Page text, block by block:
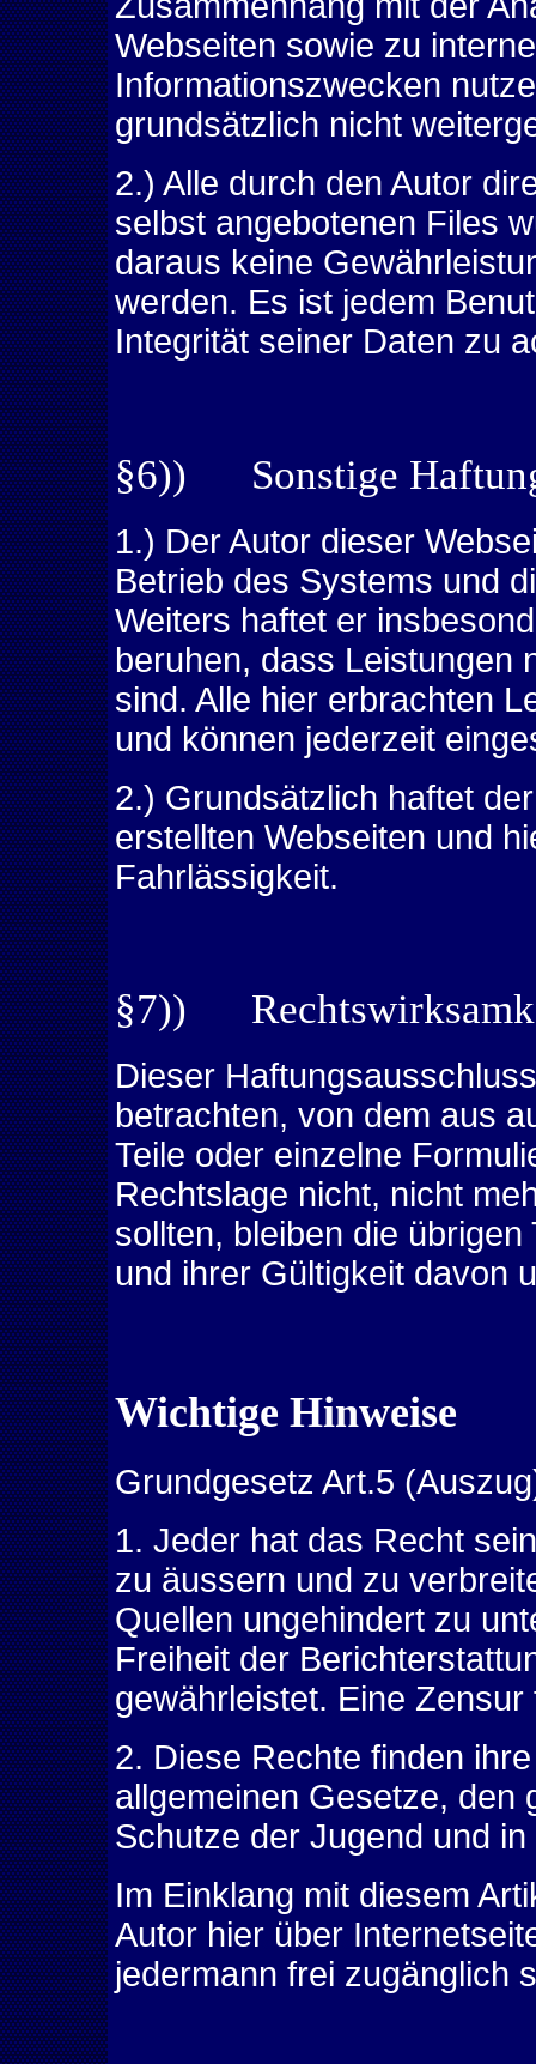
Webseiten sowie zu
Informationszwecken
grundsätzlich nicht
2.) Alle durch den Autor
selbst angebotenen Files
daraus keine
werden. Es ist jedem
Integrität seiner Daten zu
§6)) Sonstige
1.) Der Autor dieser
Betrieb des Systems und
Weiters haftet er
beruhen, dass Leistungen
sind. Alle hier erbrachten
und können jederzeit
2.) Grundsätzlich haftet
erstellten Webseiten und
Fahrlässigkeit.
§7))
Dieser
betrachten, von dem aus
Teile oder einzelne
Rechtslage nicht, nicht
sollten, bleiben die
und ihrer Gültigkeit davon
Wichtige Hinweise
Grundgesetz Art.5
1. Jeder hat das Recht
zu äussern und zu
Quellen ungehindert zu
Freiheit der
gewährleistet. Eine
2. Diese Rechte finden
allgemeinen Gesetze, den
Schutze der Jugend und
Im Einklang mit diesem
Autor hier über
jedermann frei zugänglich